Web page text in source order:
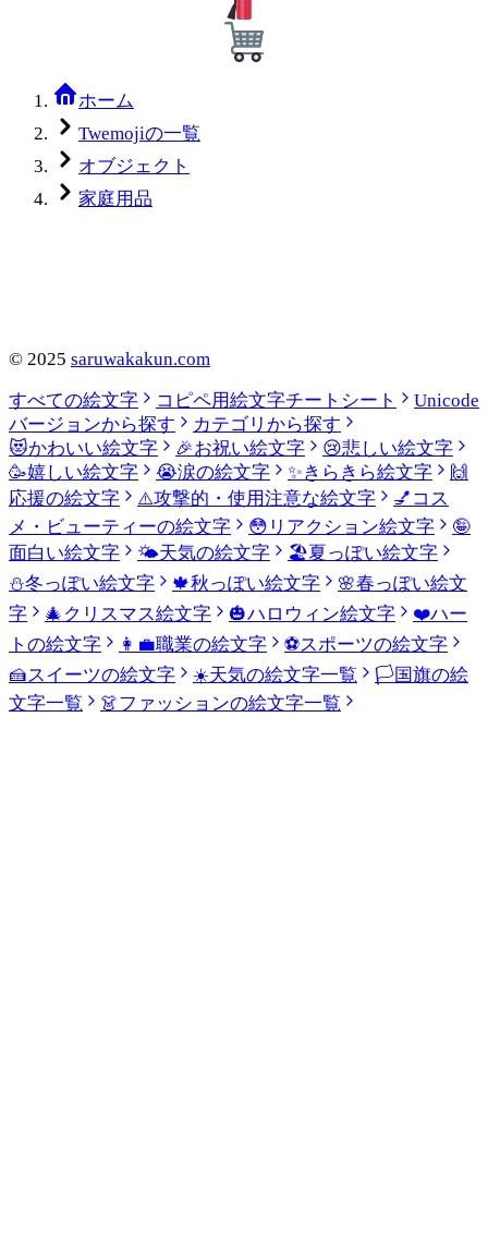
ホーム
Twemojiの一覧
オブジェクト
家庭用品
© 2025 saruwakakun.com
すべての絵文字
コピペ用絵文字チートシート
Unicode
バージョンから探す
カテゴリから探す
😻かわいい絵文字 🎉お祝い絵文字 😢悲しい絵文字
🥳嬉しい絵文字 😭涙の絵文字 ✨きらきら絵文字
🙌
応援の絵文字
⚠️攻撃的・使用注意な絵文字 💅 コス
メ・ビューティーの絵文字
😳 リアクション絵文字
🤪
面白い絵文字
🌤️天気の絵文字 🏖️夏っぽい絵文字
⛄冬っぽい絵文字 🍁秋っぽい絵文字 🌸春っぽい絵文
字
🎄 クリスマス絵文字 🎃ハロウィン絵文字 ❤️ハー
トの絵文字
👩‍💼職業の絵文字 ⚽スポーツの絵文字
🍰スイーツの絵文字 ☀️天気の絵文字一覧 🏳️国旗の絵
文字一覧
👗ファッションの絵文字一覧